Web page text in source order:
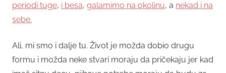
periodi tuge, i besa, galamimo na okolinu, a nekad i na
sebe.
Ali, mi smo i dalje tu. Život je možda dobio drugu
formu i možda neke stvari moraju da pričekaju jer kad